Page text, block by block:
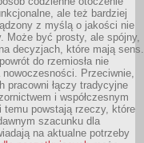
ale też bardziej
z myślą o jakości nie
Może być prosty, ale spójny,
decyzjach, które mają sens.
do rzemiosła nie
Przeciwnie,
pracowni łączy tradycyjne
i współczesnym
powstają rzeczy, które
szacunku dla
na aktualne potrzeby